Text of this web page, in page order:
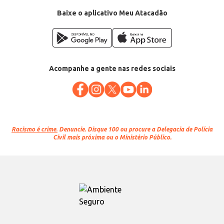
Baixe o aplicativo Meu Atacadão
Acompanhe a gente nas redes sociais
Racismo é crime. Denuncie. Disque 100 ou procure a Delegacia de Polícia
Civil mais próxima ou o Ministério Público.